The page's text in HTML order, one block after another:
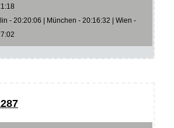
- 20:20:06 | München - 20:16:32 | Wien -